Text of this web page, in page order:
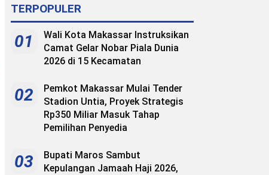
TERPOPULER
01
Wali Kota Makassar Instruksikan
Camat Gelar Nobar Piala Dunia
2026 di 15 Kecamatan
02
Pemkot Makassar Mulai Tender
Stadion Untia, Proyek Strategis
Rp350 Miliar Masuk Tahap
Pemilihan Penyedia
03
Bupati Maros Sambut
Kepulangan Jamaah Haji 2026,